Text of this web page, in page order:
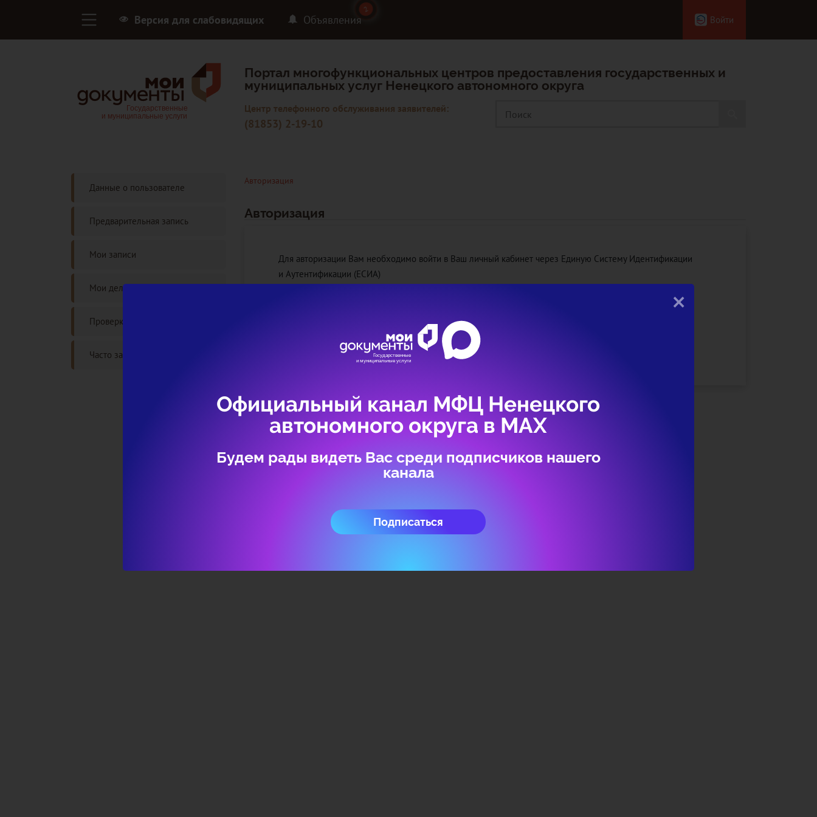
×
Официальный канал МФЦ Ненецкого
автономного округа в МАХ
Будем рады видеть Вас среди подписчиков нашего
канала
Подписаться
Версия для слабовидящих Объявления
2
2
Войти
Портал многофункциональных центров предоставления государственных и
муниципальных услуг Ненецкого автономного округа
Центр телефонного обслуживания заявителей:
(81853) 2-19-10
Данные о пользователе
Предварительная запись
Мои записи
Мои дела
Проверка статуса дела
Часто задаваемые вопросы
Авторизация
Авторизация
Для авторизации Вам необходимо войти в Ваш личный кабинет через Единую Систему Идентификации
и Аутентификации (ЕСИА)
, указать СНИЛС и данные документа,
Авторизоваться